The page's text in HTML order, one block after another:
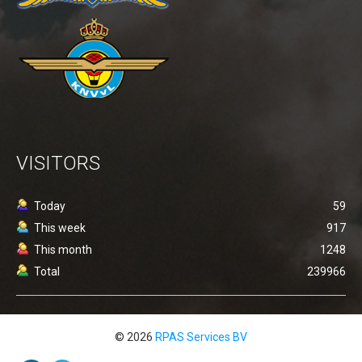
Vliegen in gecontroleerd luchtruim
Detect and avoid - ADS-B
Testen Transponder
uAvionix EU Webshop
Nieuws
Contact
Algemene Voorwaarden
VISITORS
Today
59
This week
917
This month
1248
Total
239966
© 2026 RPAS Services BV